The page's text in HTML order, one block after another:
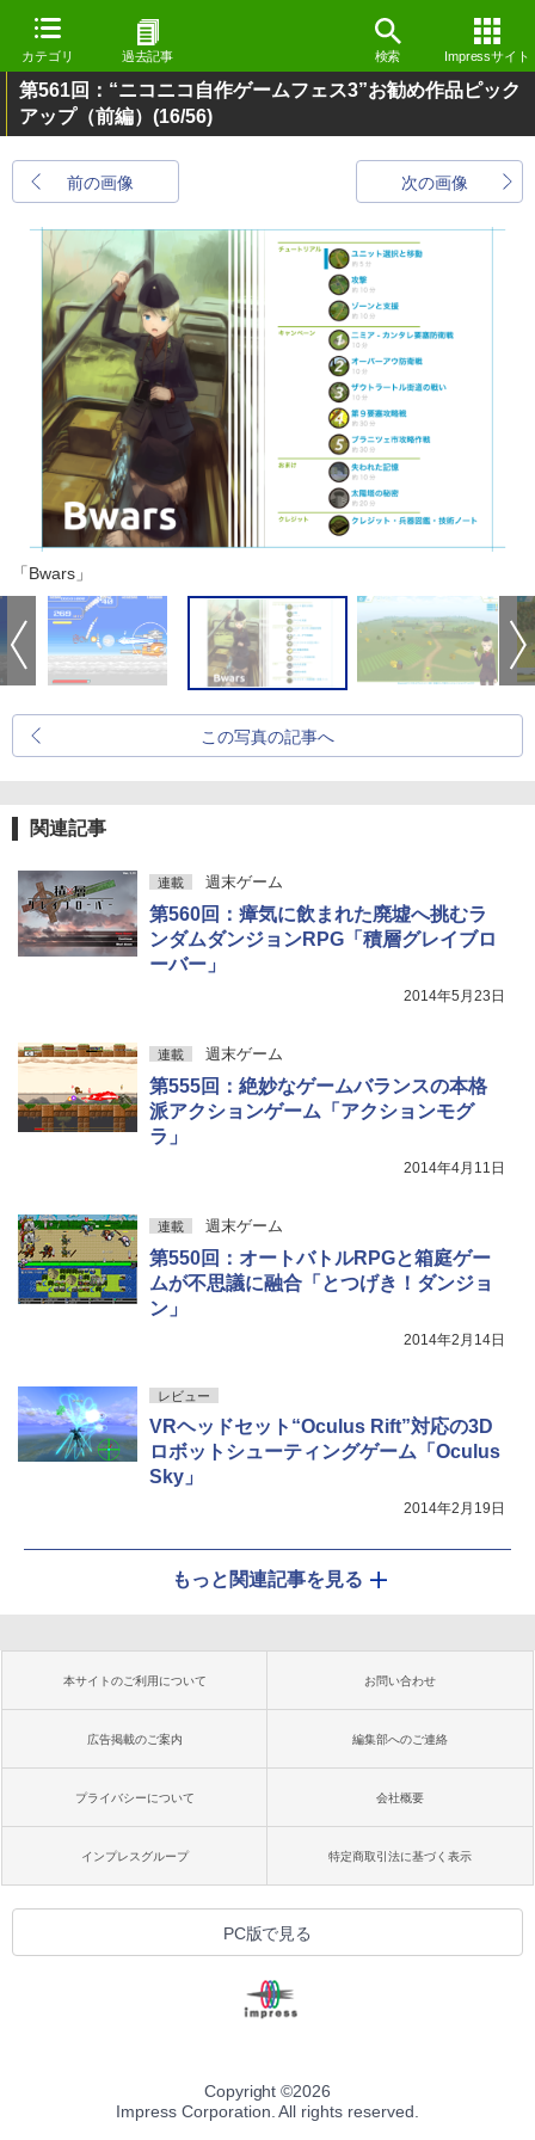
カテゴリ 過去記事 検索 Impressサイト
第561回：“ニコニコ自作ゲームフェス3”お勧め作品ピック
アップ（前編） (16/56)
前の画像 次の画像
「Bwars」
この写真の記事へ
関連記事
連載 週末ゲーム
第560回：瘴気に飲まれた廃墟へ挑むラ
ンダムダンジョンRPG「積層グレイブロ
ーバー」
2014年5月23日
連載 週末ゲーム
第555回：絶妙なゲームバランスの本格
派アクションゲーム「アクションモグ
ラ」
2014年4月11日
連載 週末ゲーム
第550回：オートバトルRPGと箱庭ゲー
ムが不思議に融合「とつげき！ダンジョ
ン」
2014年2月14日
レビュー
VRヘッドセット“Oculus Rift”対応の3D
ロボットシューティングゲーム「Oculus
Sky」
2014年2月19日
もっと関連記事を見る
本サイトのご利用について お問い合わせ
広告掲載のご案内 編集部へのご連絡
プライバシーについて 会社概要
インプレスグループ 特定商取引法に基づく表示
PC版で見る
Copyright ©2026
Impress Corporation. All rights reserved.